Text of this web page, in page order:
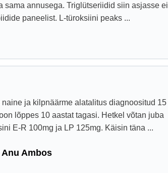
sama annusega. Triglütseriidid siin asjasse ei
paneelist. L-türoksiini peaks ...
naine ja kilpnäärme alatalitus diagnoositud 15
lõppes 10 aastat tagasi. Hetkel võtan juba
E-R 100mg ja LP 125mg. Käisin täna ...
Ambos